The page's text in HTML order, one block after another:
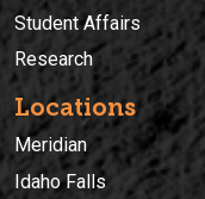
Student Affairs
Research
Locations
Meridian
Idaho Falls